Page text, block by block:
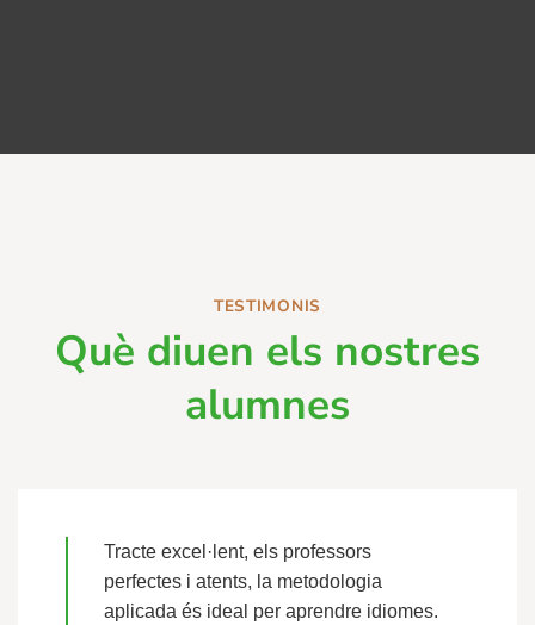
TESTIMONIS
Què diuen els nostres
alumnes
Tracte excel·lent, els professors
perfectes i atents, la metodologia
aplicada és ideal per aprendre idiomes.